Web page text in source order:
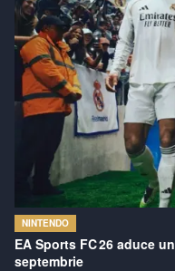
NINTENDO
EA Sports FC 26 aduce
septembrie